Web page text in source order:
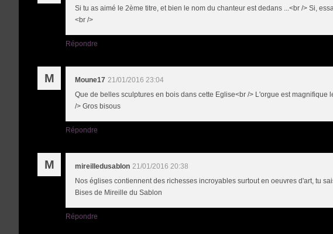
Si tu as aimé le 2ème titre, et bien le nom du chanteur est dedans ...<br /> Si,
<br />
Répondre
M Moune17 21/01/2016 23:04
Que de belles sculptures en bois dans cette Eglise<br /> L'orgue est
/> Gros bisous
Répondre
M mireilledusablon 21/01/2016 20:38
Nos églises contiennent des richesses incroyables surtout en oeuvres d'art, tu
Bises de Mireille du Sablon
Répondre